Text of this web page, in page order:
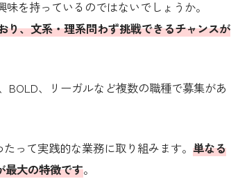
を持っているのではないでしょうか。
り、文系・理系問わず挑戦できるチャンスが
BOLD、リーガルなど複数の職種で募集があ
って実践的な業務に取り組みます。 単なる
最大の特徴です。